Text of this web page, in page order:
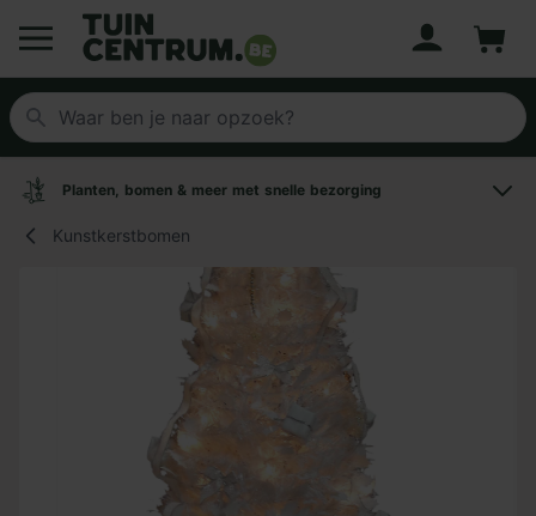
Logo Tuincentrum.be
Planten, bomen & meer met snelle bezorging
Kunstkerstbomen